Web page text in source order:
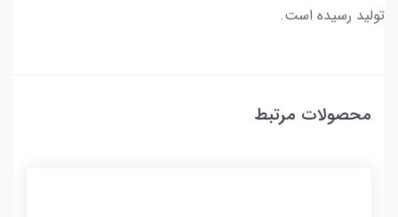
تولید رسیده است.
محصولات مرتبط